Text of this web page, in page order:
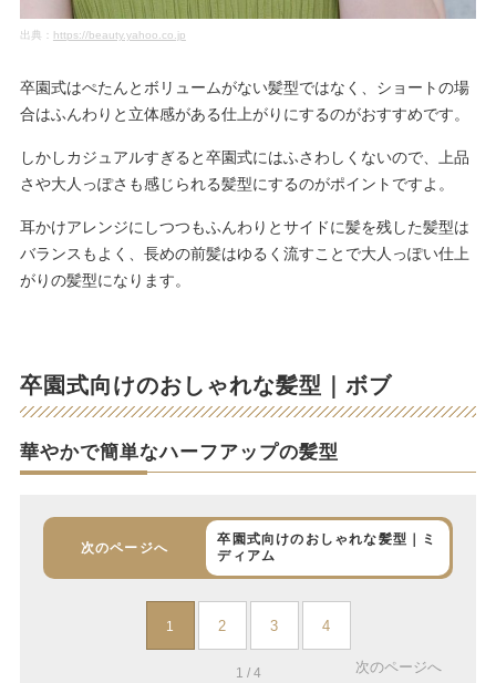
出典： https://beauty.yahoo.co.jp
卒園式はぺたんとボリュームがない髪型ではなく、ショートの場
合はふんわりと立体感がある仕上がりにするのがおすすめです。
しかしカジュアルすぎると卒園式にはふさわしくないので、上品
さや大人っぽさも感じられる髪型にするのがポイントですよ。
耳かけアレンジにしつつもふんわりとサイドに髪を残した髪型は
バランスもよく、長めの前髪はゆるく流すことで大人っぽい仕上
がりの髪型になります。
卒園式向けのおしゃれな髪型｜ボブ
華やかで簡単なハーフアップの髪型
次のページへ
卒園式向けのおしゃれな髪型｜ミ
ディアム
1 2 3 4
1 / 4 次のページへ